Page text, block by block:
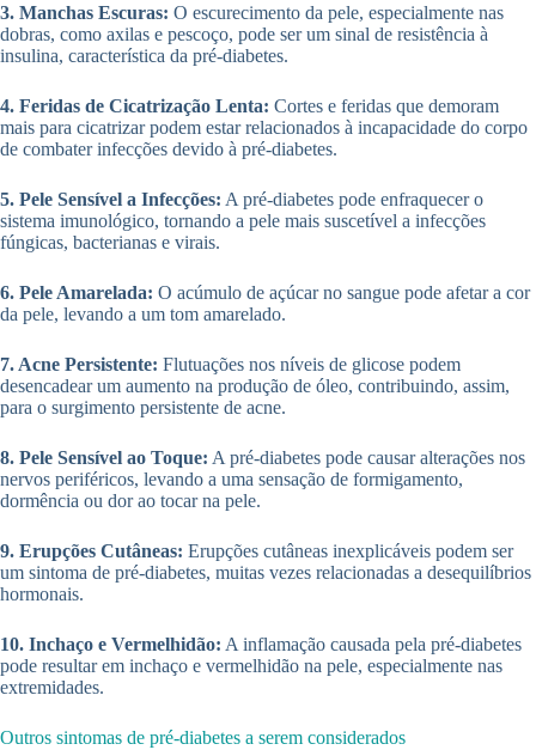
3. Manchas Escuras: O escurecimento da pele, especialmente nas
dobras, como axilas e pescoço, pode ser um sinal de resistência à
insulina, característica da pré-diabetes.
4. Feridas de Cicatrização Lenta: Cortes e feridas que demoram
mais para cicatrizar podem estar relacionados à incapacidade do corpo
de combater infecções devido à pré-diabetes.
5. Pele Sensível a Infecções: A pré-diabetes pode enfraquecer o
sistema imunológico, tornando a pele mais suscetível a infecções
fúngicas, bacterianas e virais.
6. Pele Amarelada: O acúmulo de açúcar no sangue pode afetar a cor
da pele, levando a um tom amarelado.
7. Acne Persistente: Flutuações nos níveis de glicose podem
desencadear um aumento na produção de óleo, contribuindo, assim,
para o surgimento persistente de acne.
8. Pele Sensível ao Toque: A pré-diabetes pode causar alterações nos
nervos periféricos, levando a uma sensação de formigamento,
dormência ou dor ao tocar na pele.
9. Erupções Cutâneas: Erupções cutâneas inexplicáveis podem ser
um sintoma de pré-diabetes, muitas vezes relacionadas a desequilíbrios
hormonais.
10. Inchaço e Vermelhidão: A inflamação causada pela pré-diabetes
pode resultar em inchaço e vermelhidão na pele, especialmente nas
extremidades.
Outros sintomas de pré-diabetes a serem considerados